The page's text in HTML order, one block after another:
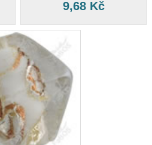
9,68 Kč